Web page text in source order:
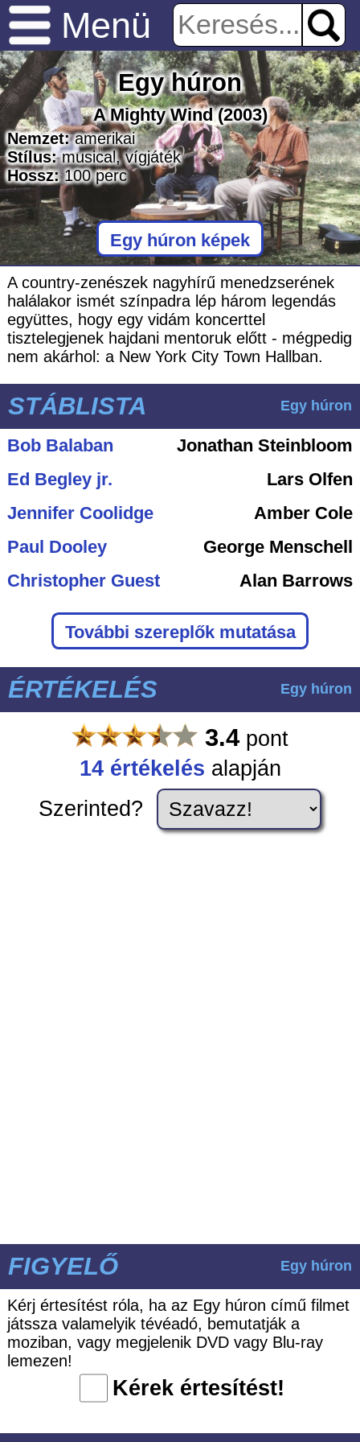
Menü
Egy húron
A Mighty Wind(2003)
Nemzet: amerikai
Stílus: musical,vígjáték
Hossz: 100perc
Egy húron képek
A country-zenészek nagyhírű menedzserének
halálakor ismét színpadra lép három legendás
együttes, hogy egy vidám koncerttel
tisztelegjenek hajdani mentoruk előtt - mégpedig
nem akárhol: a New York City Town Hallban.
STÁBLISTA Egy húron
Bob Balaban
Jonathan Steinbloom
Ed Begley jr.
Lars Olfen
Jennifer Coolidge
Amber Cole
Paul Dooley
George Menschell
Christopher Guest
Alan Barrows
További szereplők mutatása
ÉRTÉKELÉS Egy húron
3.4 pont
14értékelés alapján
Szerinted?
FIGYELŐ Egy húron
Kérj értesítést róla, ha az Egy húron című filmet
játssza valamelyik tévéadó, bemutatják a
moziban, vagy megjelenik DVD vagy Blu-ray
lemezen!
Kérek értesítést!